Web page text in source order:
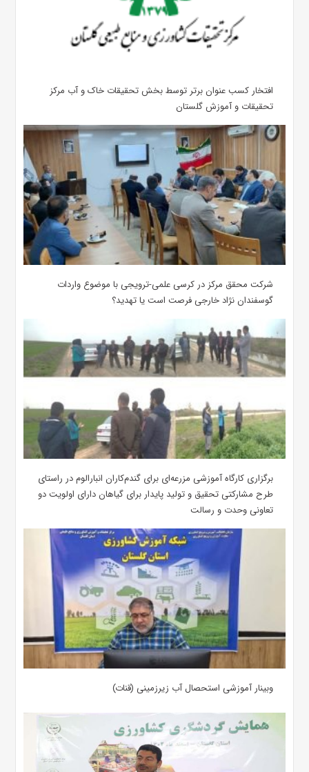
افتخار کسب عنوان برتر توسط بخش تحقیقات خاک و آب مرکز
تحقیقات و آموزش گلستان
شرکت محقق مرکز در کرسی علمی-ترویجی با موضوع واردات
گوسفندان نژاد خارجی فرصت است یا تهدید؟
برگزاری کارگاه آموزشی مزرعه‌ای برای گندم‌کاران انبارالوم در راستای
طرح مشارکتی تحقیق و تولید پایدار برای گیاهان دارای اولویت دو
تعاونی وحدت و رسالت
وبینار آموزشی استحصال آب زیرزمینی (قنات)